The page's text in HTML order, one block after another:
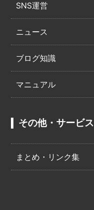
SNS運営
ニュース
ブログ知識
マニュアル
その他・サービス
まとめ・リンク集